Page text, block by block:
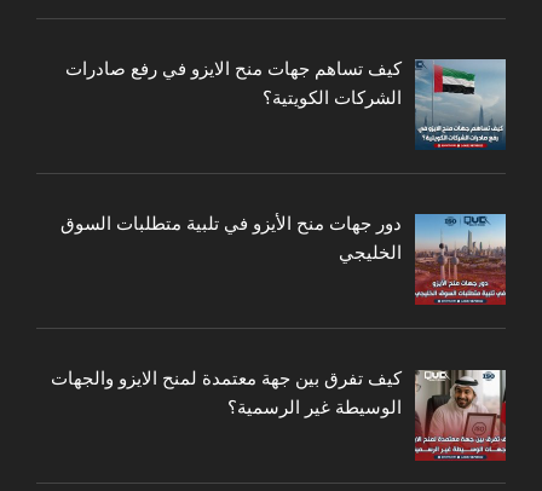
كيف تساهم جهات منح الايزو في رفع صادرات
الشركات الكويتية؟
دور جهات منح الأيزو في تلبية متطلبات السوق
الخليجي
كيف تفرق بين جهة معتمدة لمنح الايزو والجهات
الوسيطة غير الرسمية؟